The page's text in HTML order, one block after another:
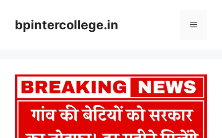
contentbpintercollege.in Menu